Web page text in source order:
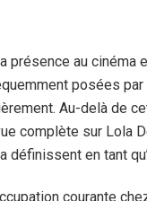
présence au cinéma
posées
Au-delà de
complète sur Lola
en tant
courante